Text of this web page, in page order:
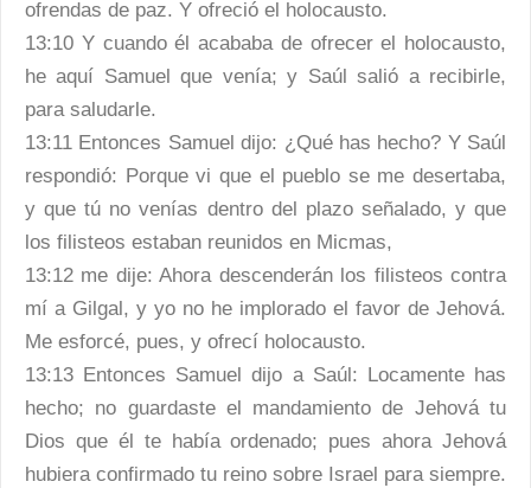
ofrendas de paz. Y ofreció el holocausto.
13:10 Y cuando él acababa de ofrecer el holocausto,
he aquí Samuel que venía; y Saúl salió a recibirle,
para saludarle.
13:11 Entonces Samuel dijo: ¿Qué has hecho? Y Saúl
respondió: Porque vi que el pueblo se me desertaba,
y que tú no venías dentro del plazo señalado, y que
los filisteos estaban reunidos en Micmas,
13:12 me dije: Ahora descenderán los filisteos contra
mí a Gilgal, y yo no he implorado el favor de Jehová.
Me esforcé, pues, y ofrecí holocausto.
13:13 Entonces Samuel dijo a Saúl: Locamente has
hecho; no guardaste el mandamiento de Jehová tu
Dios que él te había ordenado; pues ahora Jehová
hubiera confirmado tu reino sobre Israel para siempre.